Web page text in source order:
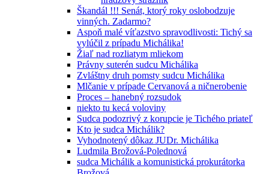
Škandál !!! Senát, ktorý roky oslobodzuje
vinných. Zadarmo?
Aspoň malé víťazstvo spravodlivosti: Tichý sa
vylúčil z prípadu Michálika!
Žiaľ nad rozliatym mliekom
Právny suterén sudcu Michálika
Zvláštny druh pomsty sudcu Michálika
Mlčanie v prípade Cervanová a ničnerobenie
Proces – hanebný rozsudok
niekto tu kecá voloviny
Sudca podozrivý z korupcie je Tichého priateľ
Kto je sudca Michálik?
Vyhodnotený dôkaz JUDr. Michálika
Ludmila Brožová-Polednová
sudca Michálik a komunistická prokurátorka